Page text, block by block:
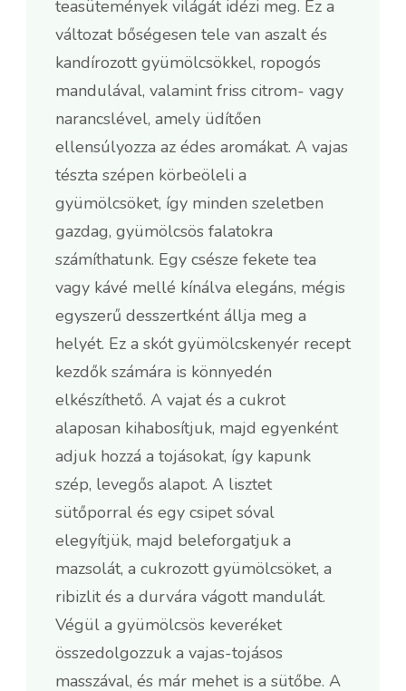
teasütemények világát idézi meg. Ez a
változat bőségesen tele van aszalt és
kandírozott gyümölcsökkel, ropogós
mandulával, valamint friss citrom- vagy
narancslével, amely üdítően
ellensúlyozza az édes aromákat. A vajas
tészta szépen körbeöleli a
gyümölcsöket, így minden szeletben
gazdag, gyümölcsös falatokra
számíthatunk. Egy csésze fekete tea
vagy kávé mellé kínálva elegáns, mégis
egyszerű desszertként állja meg a
helyét. Ez a skót gyümölcskenyér recept
kezdők számára is könnyedén
elkészíthető. A vajat és a cukrot
alaposan kihabosítjuk, majd egyenként
adjuk hozzá a tojásokat, így kapunk
szép, levegős alapot. A lisztet
sütőporral és egy csipet sóval
elegyítjük, majd beleforgatjuk a
mazsolát, a cukrozott gyümölcsöket, a
ribizlit és a durvára vágott mandulát.
Végül a gyümölcsös keveréket
összedolgozzuk a vajas-tojásos
masszával, és már mehet is a sütőbe. A